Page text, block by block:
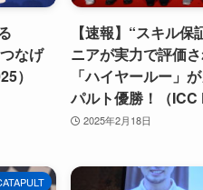
なげ
）
【速報】“スキル
ニアが実力で評価
「ハイヤールー」
パルト優勝！（ICC
2025年2月18日